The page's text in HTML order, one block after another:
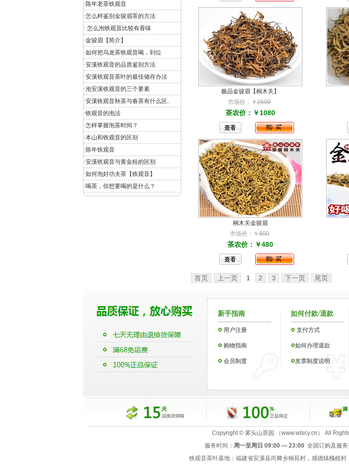
·陈年老茶铁观音
·怎么样鉴别金骏眉茶的方法
· 怎么泡铁观音比较有香味
·金骏眉【简介】
·如何把乌龙茶铁观音喝，到位
·安溪铁观音的品质鉴别方法
·安溪铁观音茶叶的最佳储存办法
·泡安溪铁观音的三个要素
·安溪铁观音秋茶与春茶有什么区..
·铁观音的泡法
·怎样掌握泡茶时间？
·本山和铁观音的区别
·陈年铁观音
·安溪铁观音与黄金桂的区别
·如何泡好功夫茶【铁观音】
·喝茶，你想要喝的是什么？
极品金骏眉【桐木关】
市场价：￥ 2600
茶农价：￥1080
桐木关金骏眉
市场价：￥800
茶农价：￥480
首页 上一页 1 2 3 下一页 尾页
新手指南
用户注册
购物指南
会员制度
如何付款/退款
支付方式
如何办理退款
发票制度说明
Copyright © 雾头山茶园 （www.wtscy.cn） All
服务时间： 周一至周日 09:00 — 23:00 全国订购及服务
铁观音茶叶基地：福建省安溪县尚卿乡翰苑村，感德镇槐植